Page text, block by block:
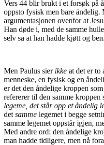
Vers 44 blir brukt i et forsøk på
oppsto fysisk men bare åndelig.
argumentasjonen ovenfor at
Han døde i, med de samme
selv sa at han hadde kjøtt og ben.
Men Paulus sier ikke at det er to
menneske, en fysisk og en
er det den åndelige kroppen
refererer til den samme kroppen
legeme, det står opp et åndelig
det samme legemet i begge
samme legemet oppstår igjen,
Med andre ord: den åndelige
man hadde tidligere, men nå